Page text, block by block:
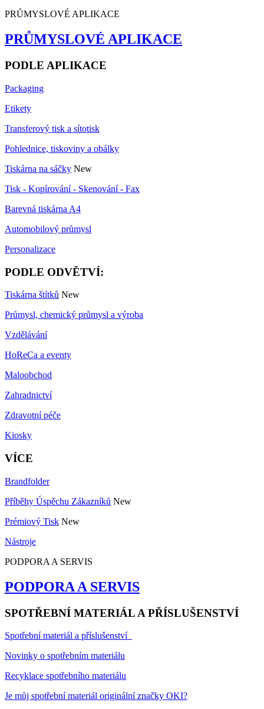
PRŮMYSLOVÉ APLIKACE
PRŮMYSLOVÉ APLIKACE
PODLE APLIKACE
Packaging
Etikety
Transferový tisk a sítotisk
Pohlednice, tiskoviny a obálky
Tiskárna na sáčky New
Tisk - Kopírování - Skenování - Fax
Barevná tiskárna A4
Automobilový průmysl
Personalizace
PODLE ODVĚTVÍ:
Tiskárna štítků New
Průmysl, chemický průmysl a výroba
Vzdělávání
HoReCa a eventy
Maloobchod
Zahradnictví
Zdravotní péče
Kiosky
VÍCE
Brandfolder
Příběhy Úspěchu Zákazníků New
Prémiový Tisk New
Nástroje
PODPORA A SERVIS
PODPORA A SERVIS
SPOTŘEBNÍ MATERIÁL A PŘÍSLUŠENSTVÍ
Spotřební materiál a příslušenství
Novinky o spotřebním materiálu
Recyklace spotřebního materiálu
Je můj spotřební materiál originální značky OKI?